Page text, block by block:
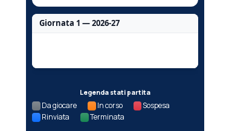
Giornata 1 — 2026-27
Legenda stati partita
Da giocare In corso
Sospesa
Rinviata
Terminata